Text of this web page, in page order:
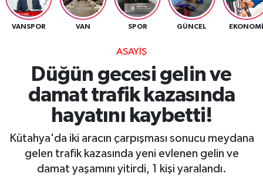
VANSPOR VAN SPOR GÜNCEL EKONOMİ
ASAYİŞ
Düğün gecesi gelin ve
damat trafik kazasında
hayatını kaybetti!
Kütahya'da iki aracın çarpışması sonucu meydana
gelen trafik kazasında yeni evlenen gelin ve
damat yaşamını yitirdi, 1 kişi yaralandı.
Van Trafik Yoğunluk Haritası
Süper Lig Puan Durumu ve Fikstür
Tüm Manşetler
Son Dakika Haberleri
Haber Arşivi